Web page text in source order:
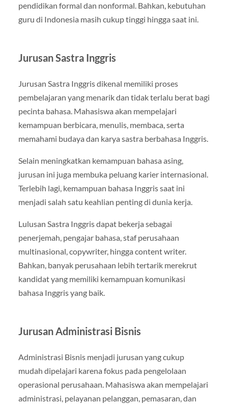
pendidikan formal dan nonformal. Bahkan, kebutuhan
guru di Indonesia masih cukup tinggi hingga saat ini.
Jurusan Sastra Inggris
Jurusan Sastra Inggris dikenal memiliki proses
pembelajaran yang menarik dan tidak terlalu berat bagi
pecinta bahasa. Mahasiswa akan mempelajari
kemampuan berbicara, menulis, membaca, serta
memahami budaya dan karya sastra berbahasa Inggris.
Selain meningkatkan kemampuan bahasa asing,
jurusan ini juga membuka peluang karier internasional.
Terlebih lagi, kemampuan bahasa Inggris saat ini
menjadi salah satu keahlian penting di dunia kerja.
Lulusan Sastra Inggris dapat bekerja sebagai
penerjemah, pengajar bahasa, staf perusahaan
multinasional, copywriter, hingga content writer.
Bahkan, banyak perusahaan lebih tertarik merekrut
kandidat yang memiliki kemampuan komunikasi
bahasa Inggris yang baik.
Jurusan Administrasi Bisnis
Administrasi Bisnis menjadi jurusan yang cukup
mudah dipelajari karena fokus pada pengelolaan
operasional perusahaan. Mahasiswa akan mempelajari
administrasi, pelayanan pelanggan, pemasaran, dan